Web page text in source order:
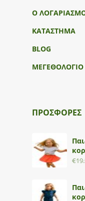
Ο
ΚΑΤΑΣΤΗΜΑ
BLOG
ΜΕΓΕΘΟΛΟΓΙΟ
ΠΡΟΣΦΟΡΕΣ
€